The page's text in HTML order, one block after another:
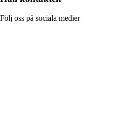
Följ oss på sociala medier